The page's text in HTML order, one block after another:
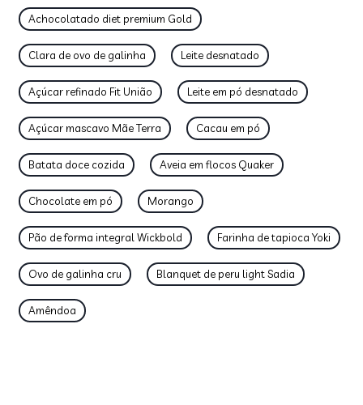
Achocolatado diet premium Gold
Clara de ovo de galinha Leite desnatado
Açúcar refinado Fit União Leite em pó desnatado
Açúcar mascavo Mãe Terra Cacau em pó
Batata doce cozida Aveia em flocos Quaker
Chocolate em pó Morango
Pão de forma integral Wickbold Farinha de tapioca Yoki
Ovo de galinha cru Blanquet de peru light Sadia
Amêndoa